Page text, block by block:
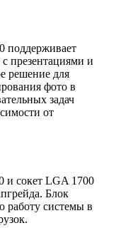
поддерживает
презентациями и
решение для
фото в
задач
от
и сокет LGA 1700
Блок
работу системы в